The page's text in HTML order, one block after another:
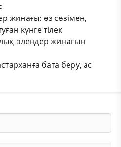
жинағы: өз сөзімен,
күнге тілек
өлеңдер жинағын
бата беру, ас